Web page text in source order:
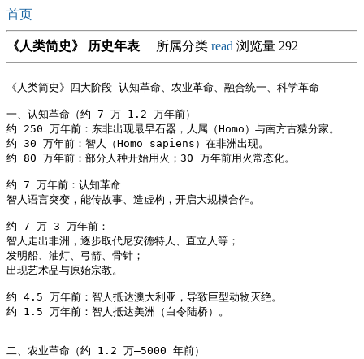
首页
《人类简史》 历史年表 所属分类 read 浏览量 292
《人类简史》四大阶段 认知革命、农业革命、融合统一、科学革命
一、认知革命（约 7 万–1.2 万年前）
约 250 万年前：东非出现最早石器，人属（Homo）与南方古猿分家。
约 30 万年前：智人（Homo sapiens）在非洲出现。
约 80 万年前：部分人种开始用火；30 万年前用火常态化。
约 7 万年前：认知革命
智人语言突变，能传故事、造虚构，开启大规模合作。
约 7 万–3 万年前：
智人走出非洲，逐步取代尼安德特人、直立人等；
发明船、油灯、弓箭、骨针；
出现艺术品与原始宗教。
约 4.5 万年前：智人抵达澳大利亚，导致巨型动物灭绝。
约 1.5 万年前：智人抵达美洲（白令陆桥）。
二、农业革命（约 1.2 万–5000 年前）